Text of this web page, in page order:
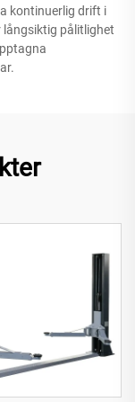
kontinuerlig drift i
långsiktig pålitlighet